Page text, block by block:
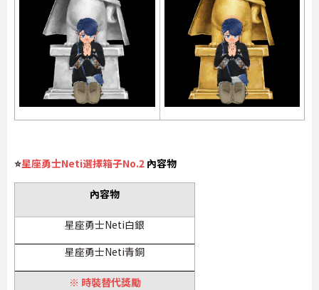
⭐星座勇士Neti選擇箱子No.2 內容物
內容物
星座勇士Neti白銀
星座勇士Neti青銅
※ 時裝替代獎勵